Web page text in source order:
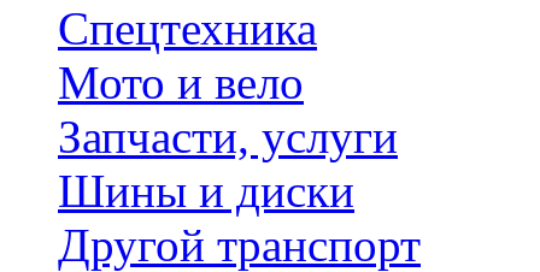
Спецтехника
Мото и вело
Запчасти, услуги
Шины и диски
Другой транспорт